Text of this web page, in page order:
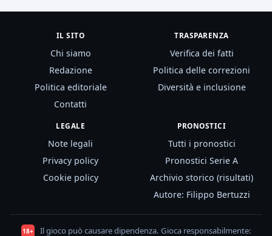
IL SITO
Chi siamo
Redazione
Politica editoriale
Contatti
TRASPARENZA
Verifica dei fatti
Politica delle correzioni
Diversità e inclusione
LEGALE
Note legali
Privacy policy
Cookie policy
PRONOSTICI
Tutti i pronostici
Pronostici Serie A
Archivio storico (risultati)
Autore: Filippo Bertuzzi
18+ Il gioco può causare dipendenza. Gioca responsabilmente: